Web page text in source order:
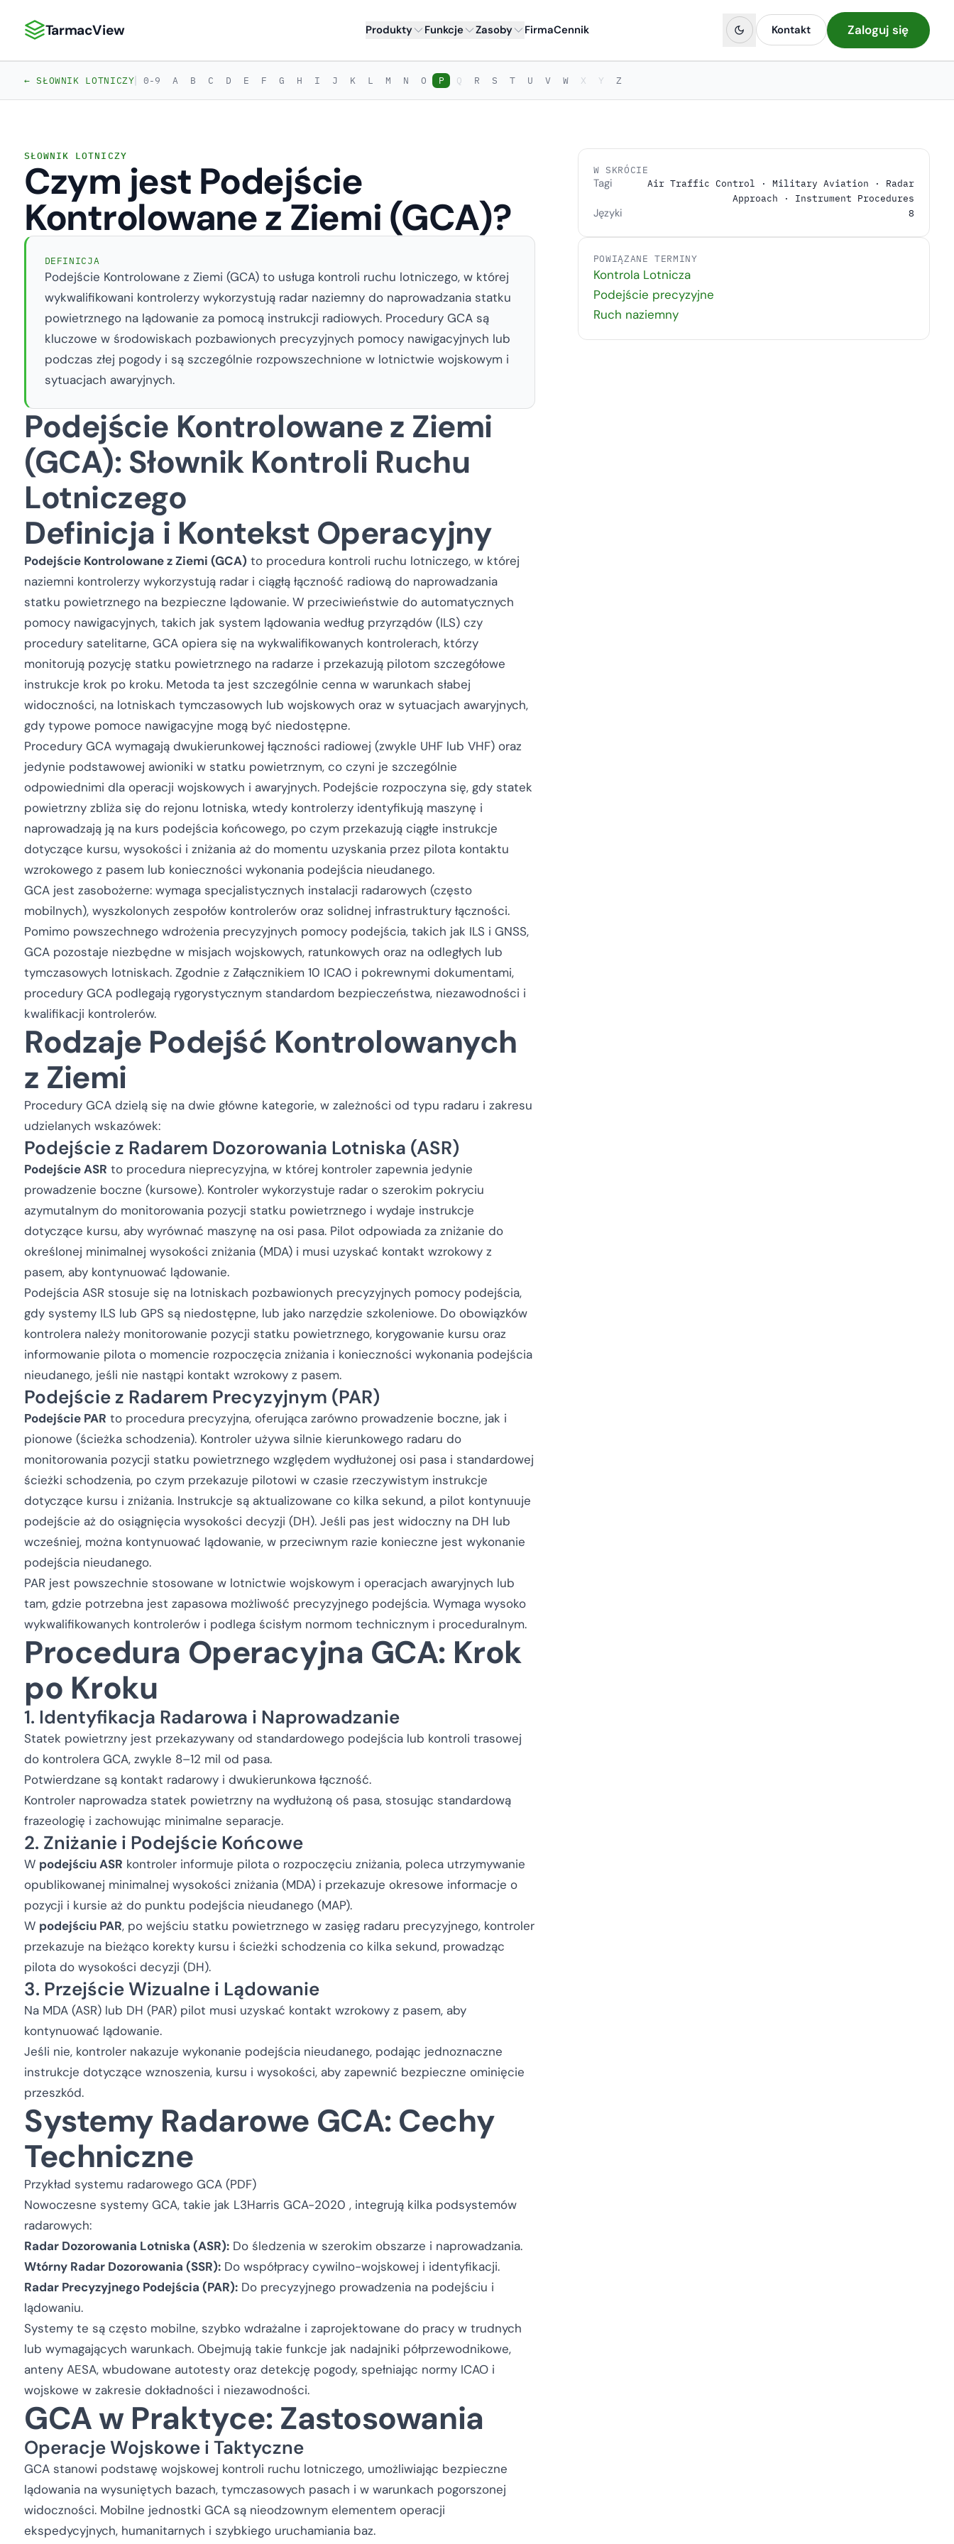
TarmacView: Precyzyjna analityka lotnicza
TarmacView Produkty Funkcje Zasoby FirmaCennik Kontakt Zaloguj się
← SŁOWNIK LOTNICZY| 0-9 A B C D E F G H I J K L M N O P Q R S T U V W X Y Z
SŁOWNIK LOTNICZY
Czym jest Podejście
Kontrolowane z Ziemi (GCA)?
DEFINICJA
Podejście Kontrolowane z Ziemi (GCA) to usługa kontroli ruchu lotniczego, w której
wykwalifikowani kontrolerzy wykorzystują radar naziemny do naprowadzania statku
powietrznego na lądowanie za pomocą instrukcji radiowych. Procedury GCA są
kluczowe w środowiskach pozbawionych precyzyjnych pomocy nawigacyjnych lub
podczas złej pogody i są szczególnie rozpowszechnione w lotnictwie wojskowym i
sytuacjach awaryjnych.
Podejście Kontrolowane z Ziemi
(GCA): Słownik Kontroli Ruchu
Lotniczego
Definicja i Kontekst Operacyjny
Podejście Kontrolowane z Ziemi (GCA) to procedura kontroli ruchu lotniczego, w której
naziemni kontrolerzy wykorzystują radar i ciągłą łączność radiową do naprowadzania
statku powietrznego na bezpieczne lądowanie. W przeciwieństwie do automatycznych
pomocy nawigacyjnych, takich jak system lądowania według przyrządów (ILS) czy
procedury satelitarne, GCA opiera się na wykwalifikowanych kontrolerach, którzy
monitorują pozycję statku powietrznego na radarze i przekazują pilotom szczegółowe
instrukcje krok po kroku. Metoda ta jest szczególnie cenna w warunkach słabej
widoczności, na lotniskach tymczasowych lub wojskowych oraz w sytuacjach awaryjnych,
gdy typowe pomoce nawigacyjne mogą być niedostępne.
Procedury GCA wymagają dwukierunkowej łączności radiowej (zwykle UHF lub VHF) oraz
jedynie podstawowej awioniki w statku powietrznym, co czyni je szczególnie
odpowiednimi dla operacji wojskowych i awaryjnych. Podejście rozpoczyna się, gdy statek
powietrzny zbliża się do rejonu lotniska, wtedy kontrolerzy identyfikują maszynę i
naprowadzają ją na kurs podejścia końcowego, po czym przekazują ciągłe instrukcje
dotyczące kursu, wysokości i zniżania aż do momentu uzyskania przez pilota kontaktu
wzrokowego z pasem lub konieczności wykonania podejścia nieudanego.
GCA jest zasobożerne: wymaga specjalistycznych instalacji radarowych (często
mobilnych), wyszkolonych zespołów kontrolerów oraz solidnej infrastruktury łączności.
Pomimo powszechnego wdrożenia precyzyjnych pomocy podejścia, takich jak ILS i GNSS,
GCA pozostaje niezbędne w misjach wojskowych, ratunkowych oraz na odległych lub
tymczasowych lotniskach. Zgodnie z Załącznikiem 10 ICAO i pokrewnymi dokumentami,
procedury GCA podlegają rygorystycznym standardom bezpieczeństwa, niezawodności i
kwalifikacji kontrolerów.
Rodzaje Podejść Kontrolowanych
z Ziemi
Procedury GCA dzielą się na dwie główne kategorie, w zależności od typu radaru i zakresu
udzielanych wskazówek:
Podejście z Radarem Dozorowania Lotniska (ASR)
Podejście ASR to procedura nieprecyzyjna, w której kontroler zapewnia jedynie
prowadzenie boczne (kursowe). Kontroler wykorzystuje radar o szerokim pokryciu
azymutalnym do monitorowania pozycji statku powietrznego i wydaje instrukcje
dotyczące kursu, aby wyrównać maszynę na osi pasa. Pilot odpowiada za zniżanie do
określonej minimalnej wysokości zniżania (MDA) i musi uzyskać kontakt wzrokowy z
pasem, aby kontynuować lądowanie.
Podejścia ASR stosuje się na lotniskach pozbawionych precyzyjnych pomocy podejścia,
gdy systemy ILS lub GPS są niedostępne, lub jako narzędzie szkoleniowe. Do obowiązków
kontrolera należy monitorowanie pozycji statku powietrznego, korygowanie kursu oraz
informowanie pilota o momencie rozpoczęcia zniżania i konieczności wykonania podejścia
nieudanego, jeśli nie nastąpi kontakt wzrokowy z pasem.
Podejście z Radarem Precyzyjnym (PAR)
Podejście PAR to procedura precyzyjna, oferująca zarówno prowadzenie boczne, jak i
pionowe (ścieżka schodzenia). Kontroler używa silnie kierunkowego radaru do
monitorowania pozycji statku powietrznego względem wydłużonej osi pasa i standardowej
ścieżki schodzenia, po czym przekazuje pilotowi w czasie rzeczywistym instrukcje
dotyczące kursu i zniżania. Instrukcje są aktualizowane co kilka sekund, a pilot kontynuuje
podejście aż do osiągnięcia wysokości decyzji (DH). Jeśli pas jest widoczny na DH lub
wcześniej, można kontynuować lądowanie, w przeciwnym razie konieczne jest wykonanie
podejścia nieudanego.
PAR jest powszechnie stosowane w lotnictwie wojskowym i operacjach awaryjnych lub
tam, gdzie potrzebna jest zapasowa możliwość precyzyjnego podejścia. Wymaga wysoko
wykwalifikowanych kontrolerów i podlega ścisłym normom technicznym i proceduralnym.
Procedura Operacyjna GCA: Krok
po Kroku
1. Identyfikacja Radarowa i Naprowadzanie
Statek powietrzny jest przekazywany od standardowego podejścia lub kontroli trasowej
do kontrolera GCA, zwykle 8–12 mil od pasa.
Potwierdzane są kontakt radarowy i dwukierunkowa łączność.
Kontroler naprowadza statek powietrzny na wydłużoną oś pasa, stosując standardową
frazeologię i zachowując minimalne separacje.
2. Zniżanie i Podejście Końcowe
W podejściu ASR kontroler informuje pilota o rozpoczęciu zniżania, poleca utrzymywanie
opublikowanej minimalnej wysokości zniżania (MDA) i przekazuje okresowe informacje o
pozycji i kursie aż do punktu podejścia nieudanego (MAP).
W podejściu PAR, po wejściu statku powietrznego w zasięg radaru precyzyjnego, kontroler
przekazuje na bieżąco korekty kursu i ścieżki schodzenia co kilka sekund, prowadząc
pilota do wysokości decyzji (DH).
3. Przejście Wizualne i Lądowanie
Na MDA (ASR) lub DH (PAR) pilot musi uzyskać kontakt wzrokowy z pasem, aby
kontynuować lądowanie.
Jeśli nie, kontroler nakazuje wykonanie podejścia nieudanego, podając jednoznaczne
instrukcje dotyczące wznoszenia, kursu i wysokości, aby zapewnić bezpieczne ominięcie
przeszkód.
Systemy Radarowe GCA: Cechy
Techniczne
Przykład systemu radarowego GCA (PDF)
Nowoczesne systemy GCA, takie jak L3Harris GCA-2020 , integrują kilka podsystemów
radarowych:
Radar Dozorowania Lotniska (ASR): Do śledzenia w szerokim obszarze i naprowadzania.
Wtórny Radar Dozorowania (SSR): Do współpracy cywilno-wojskowej i identyfikacji.
Radar Precyzyjnego Podejścia (PAR): Do precyzyjnego prowadzenia na podejściu i
lądowaniu.
Systemy te są często mobilne, szybko wdrażalne i zaprojektowane do pracy w trudnych
lub wymagających warunkach. Obejmują takie funkcje jak nadajniki półprzewodnikowe,
anteny AESA, wbudowane autotesty oraz detekcję pogody, spełniając normy ICAO i
wojskowe w zakresie dokładności i niezawodności.
GCA w Praktyce: Zastosowania
Operacje Wojskowe i Taktyczne
GCA stanowi podstawę wojskowej kontroli ruchu lotniczego, umożliwiając bezpieczne
lądowania na wysuniętych bazach, tymczasowych pasach i w warunkach pogorszonej
widoczności. Mobilne jednostki GCA są nieodzownym elementem operacji
ekspedycyjnych, humanitarnych i szybkiego uruchamiania baz.
W SKRÓCIE
Tagi
Air Traffic Control · Military Aviation · Radar
Approach · Instrument Procedures
Języki 8
POWIĄZANE TERMINY
Kontrola Lotnicza
Podejście precyzyjne
Ruch naziemny